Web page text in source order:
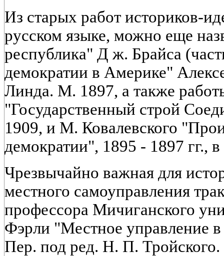
Из старых работ историков-
русском языке, можно еще
республика" Д ж. Брайса
демократии в Америке"
Линда. М. 1897, а также
"Государственный строй
1909, и М. Ковалевского
демократии", 1895 - 1897 гг.,
Чрезвычайно важная для
местного самоуправления
профессора Мичиганского
Фэрли "Местное управление
Пер. под ред. Н. П.